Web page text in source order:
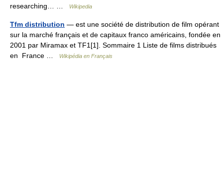
researching… …
Wikipedia
Tfm distribution — est une société de distribution de film opérant
sur la marché français et de capitaux franco américains, fondée en
2001 par Miramax et TF1[1]. Sommaire 1 Liste de films distribués
en France …
Wikipédia en Français